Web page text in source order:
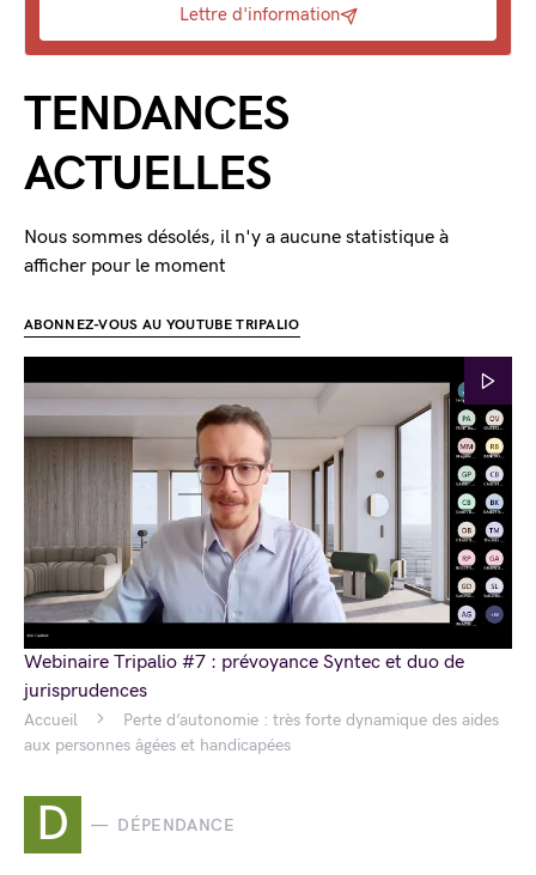
Accueil
Perte d’autonomie : très forte dynamique des aides
aux personnes âgées et handicapées
D DÉPENDANCE
Lettre d'information
TENDANCES
ACTUELLES
Nous sommes désolés, il n'y a aucune statistique à
afficher pour le moment
ABONNEZ-VOUS AU YOUTUBE TRIPALIO
Webinaire Tripalio #7 : prévoyance Syntec et duo de
jurisprudences